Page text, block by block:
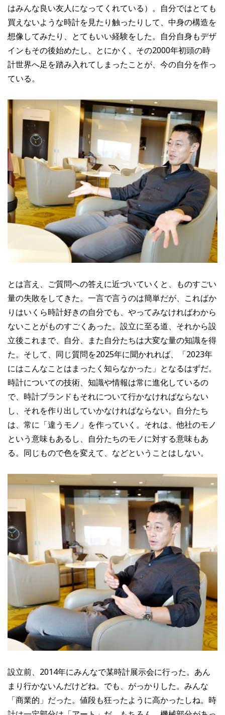
はみんな良い友人になってくれている）。自分ではとても
買えないような時計を見たり触ったりして、中身の構造を
想像してみたり、とてもいい経験をした。自分自身もデザ
インもその後始めたし、とにかく、その2000年初頭の時
計世界へ足を踏み入れてしまったことが、今の自分を作っ
ている。
とは言え、ご質問への答えに近づいていくと、ものすごい
量の失敗をしてきた。一言で言うのは簡単だが、こればか
りはいくら時計好きの自分でも、やってみなければわから
ないことがものすごくあった。設立に至る道、それから設
立後これまで、自分、また自分たちは大変な量の知識を得
た。そして、同じ質問を2025年に聞かれれば、「2023年
にはこんなことはまったく知らなかった」となるはずだ。
時計についての技術、知識や情報は常に進化しているの
で、時計ブランドもそれについて行かなければならない
し、それを作り出していかなければならない。自分たち
は、常に「違うモノ」を作っていく。それは、他社のモノ
という意味もあるし、自分たちのモノに対する意味もあ
る。同じもので色を変えて、などということはしない。
設立前、2014年にみんなで某時計展示会に行った。あん
まり行かないんだけどね。でも、がっかりした。みんな
「商業的」だった。値段も狂ったように高かったしね。時